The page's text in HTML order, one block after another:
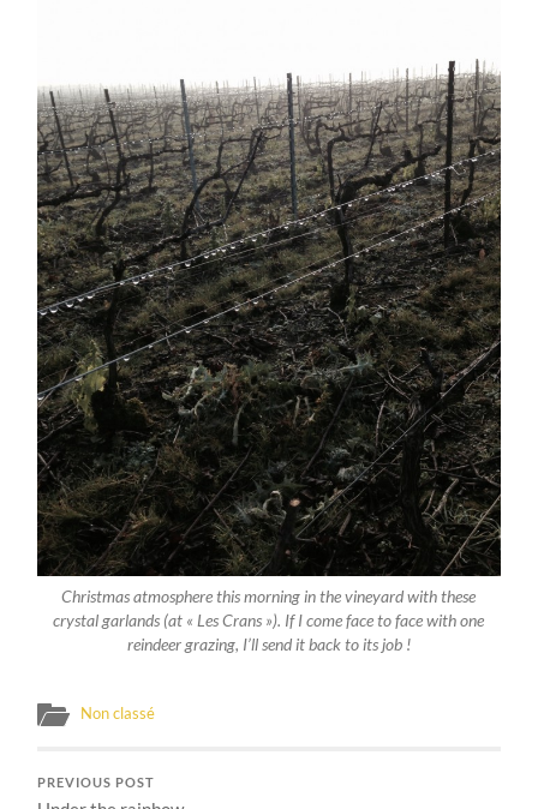
Christmas atmosphere this morning in the vineyard with these
crystal garlands (at « Les Crans »). If I come face to face with one
reindeer grazing, I’ll send it back to its job !
Non classé
PREVIOUS POST